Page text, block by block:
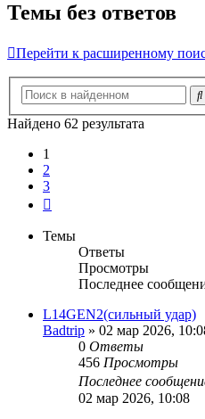
Темы без ответов
Перейти к расширенному
Найдено 62 результата
1
2
3
Темы
Ответы
Просмотры
Последнее
L14GEN2(сильный удар)
Badtrip » 02 мар 2026,
0 Ответы
456 Просмотры
Последнее
02 мар 2026, 10:08